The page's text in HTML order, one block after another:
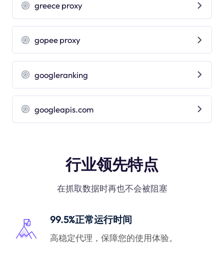
greece proxy
gopee proxy
googleranking
googleapis.com
行业领先特点
在抓取数据时再也不会被阻塞
99.5%正常运行时间
高稳定代理，保障您的使用体验。